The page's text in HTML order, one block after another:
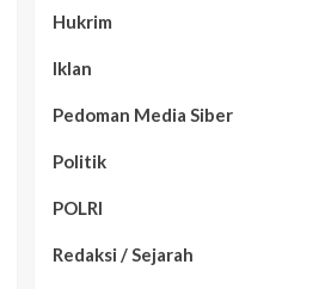
Hukrim
Iklan
Pedoman Media Siber
Politik
POLRI
Redaksi / Sejarah